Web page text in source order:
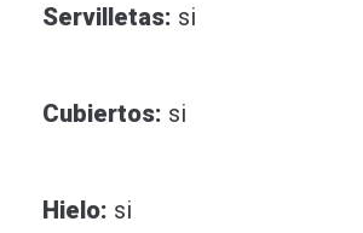
Servilletas: si
Cubiertos: si
Hielo: si